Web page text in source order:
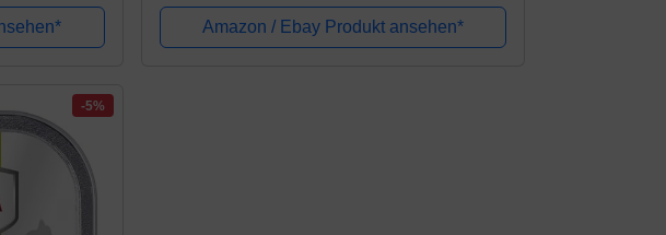
Amazon / Ebay Produkt ansehen*
-5%